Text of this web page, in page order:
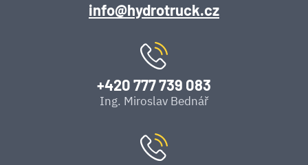
info@hydrotruck.cz
+420 777 739 083
Ing. Miroslav Bednář